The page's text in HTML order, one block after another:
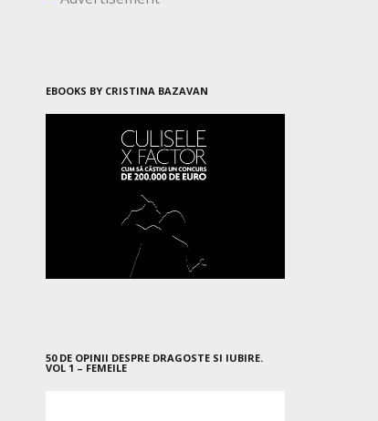
EBOOKS BY CRISTINA BAZAVAN
50 DE OPINII DESPRE DRAGOSTE SI IUBIRE.
VOL 1 – FEMEILE